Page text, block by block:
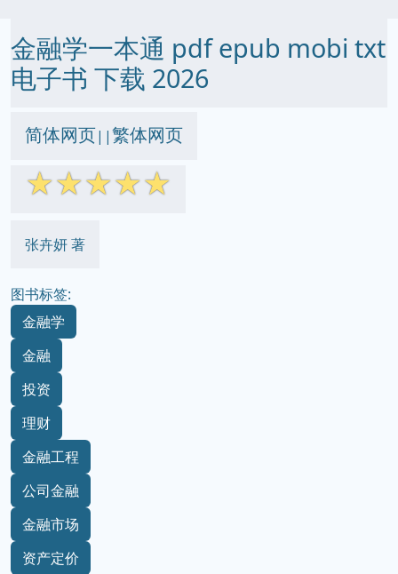
金融学一本通 pdf epub mobi txt
电子书 下载 2026
简体网页||繁体网页
☆☆☆☆☆
张卉妍 著
图书标签:
金融学
金融
投资
理财
金融工程
公司金融
金融市场
资产定价